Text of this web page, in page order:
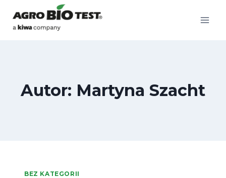
treści
Autor: Martyna Szacht
BEZ KATEGORII